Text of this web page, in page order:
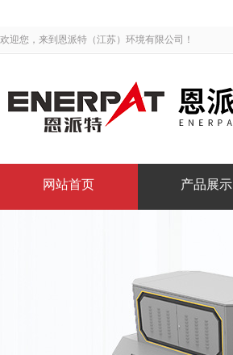
欢迎您，来到恩派特（江苏）环境有限公司！
网站首页 产品展示